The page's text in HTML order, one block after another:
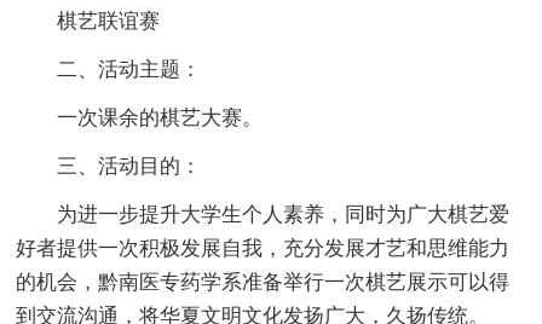
棋艺联谊赛
二、活动主题：
一次课余的棋艺大赛。
三、活动目的：
为进一步提升大学生个人素养，同时为广大棋艺爱
好者提供一次积极发展自我，充分发展才艺和思维能力
的机会，黔南医专药学系准备举行一次棋艺展示可以得
到交流沟通，将华夏文明文化发扬广大，久扬传统。